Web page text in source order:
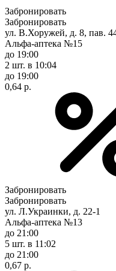
Забронировать
Забронировать
ул. В.Хоружей, д. 8, пав.
Альфа-аптека №15
до 19:00
2 шт. в 10:04
до 19:00
0,64 р.
Забронировать
Забронировать
ул. Л.Украинки, д. 22-1
Альфа-аптека №13
до 21:00
5 шт. в 11:02
до 21:00
0,67 р.